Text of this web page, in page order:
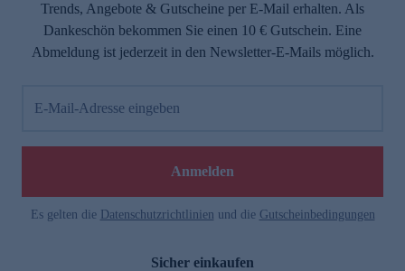
Trends, Angebote & Gutscheine per E-Mail erhalten. Als
Dankeschön bekommen Sie einen 10 € Gutschein. Eine
Abmeldung ist jederzeit in den Newsletter-E-Mails möglich.
E-Mail-Adresse eingeben
Anmelden
Es gelten die Datenschutzrichtlinien und die Gutscheinbedingungen
Sicher einkaufen